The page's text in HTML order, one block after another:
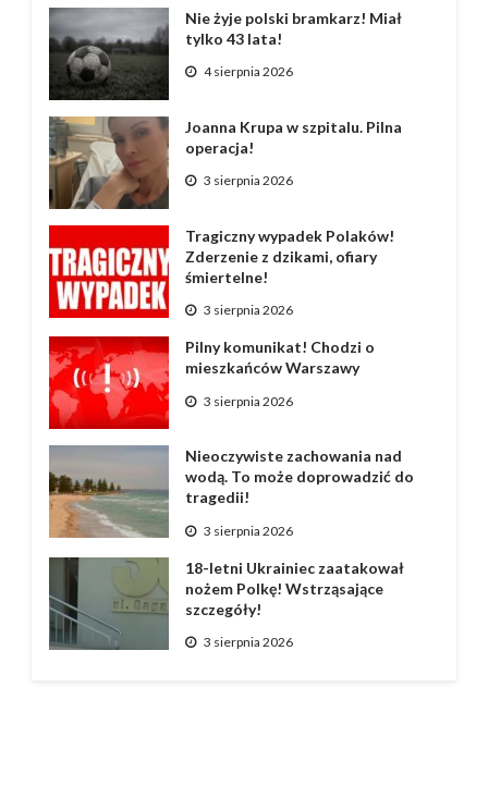
Nie żyje polski bramkarz! Miał
tylko 43 lata!
4 sierpnia 2026
Joanna Krupa w szpitalu. Pilna
operacja!
3 sierpnia 2026
Tragiczny wypadek Polaków!
Zderzenie z dzikami, ofiary
śmiertelne!
3 sierpnia 2026
Pilny komunikat! Chodzi o
mieszkańców Warszawy
3 sierpnia 2026
Nieoczywiste zachowania nad
wodą. To może doprowadzić do
tragedii!
3 sierpnia 2026
18-letni Ukrainiec zaatakował
nożem Polkę! Wstrząsające
szczegóły!
3 sierpnia 2026